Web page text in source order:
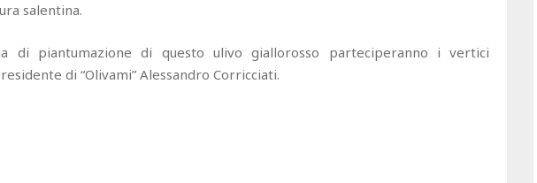
salentina.
di piantumazione di questo ulivo giallorosso parteciperanno i vertici
di “Olivami” Alessandro Corricciati.